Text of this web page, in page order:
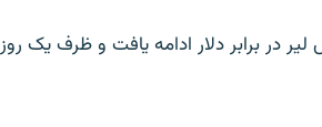
در برابر دلار ادامه یافت و ظرف یک روز